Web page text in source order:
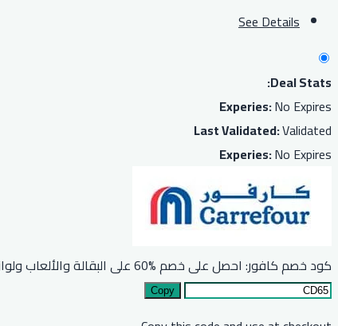
See Details
Deal Stats:
Experies:No Expires
Last Validated:Validated
Experies:No Expires
كود خصم كافور: احصل على خصم %60 على البقالة والألعاب ولوازم المطبخ والمزيد
Copy